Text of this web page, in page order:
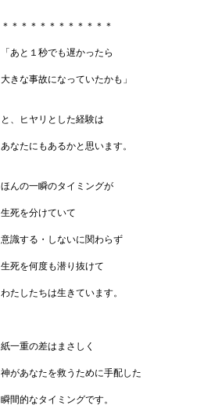
＊＊＊＊＊＊＊＊＊＊＊＊
「あと１秒でも遅かったら
大きな事故になっていたかも」
と、ヒヤリとした経験は
あなたにもあるかと思います。
ほんの一瞬のタイミングが
生死を分けていて
意識する・しないに関わらず
生死を何度も潜り抜けて
わたしたちは生きています。
紙一重の差はまさしく
神があなたを救うために手配した
瞬間的なタイミングです。